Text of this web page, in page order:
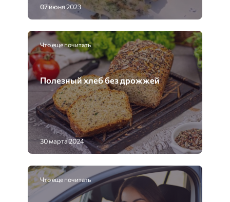
07 июня 2023
Что еще почитать
Полезный хлеб без дрожжей
30 марта 2024
Что еще почитать